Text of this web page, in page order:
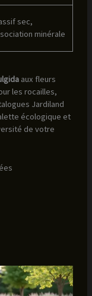
sec,
minérale
aux fleurs
les rocailles,
Jardiland
écologique et
de votre